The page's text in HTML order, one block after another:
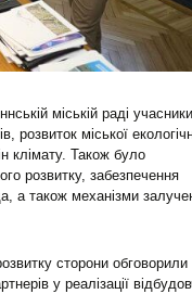
міській раді учасники
розвиток міської
клімату. Також було
розвитку, забезпечення
а також механізми
сторони обговорили
у реалізації